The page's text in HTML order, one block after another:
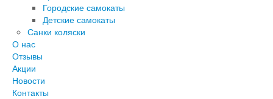
Городские самокаты
Детские самокаты
Санки коляски
О нас
Отзывы
Акции
Новости
Контакты